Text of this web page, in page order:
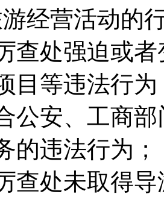
经营活动的
查处强迫或
目等违法行为
公安、工商
的违法行为；
查处未取得